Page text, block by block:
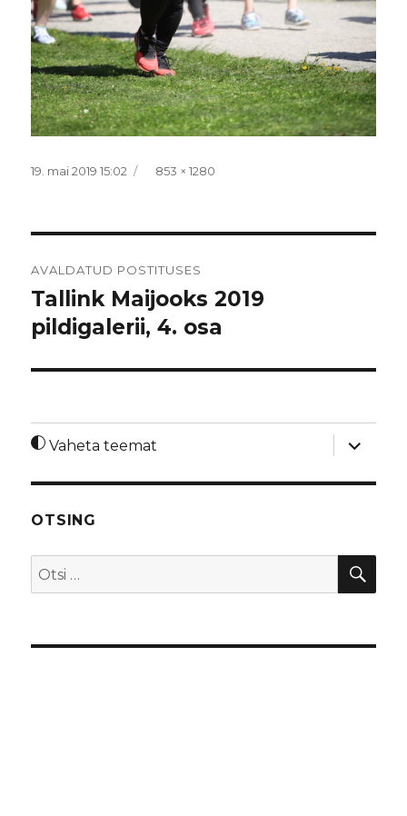
Postitatud
19. mai 2019 15:02 Täissuurus
853 × 1280
AVALDATUD POSTITUSES
Tallink Maijooks 2019
pildigalerii, 4. osa
Vaheta teemat
laienda
OTSING
Otsi: